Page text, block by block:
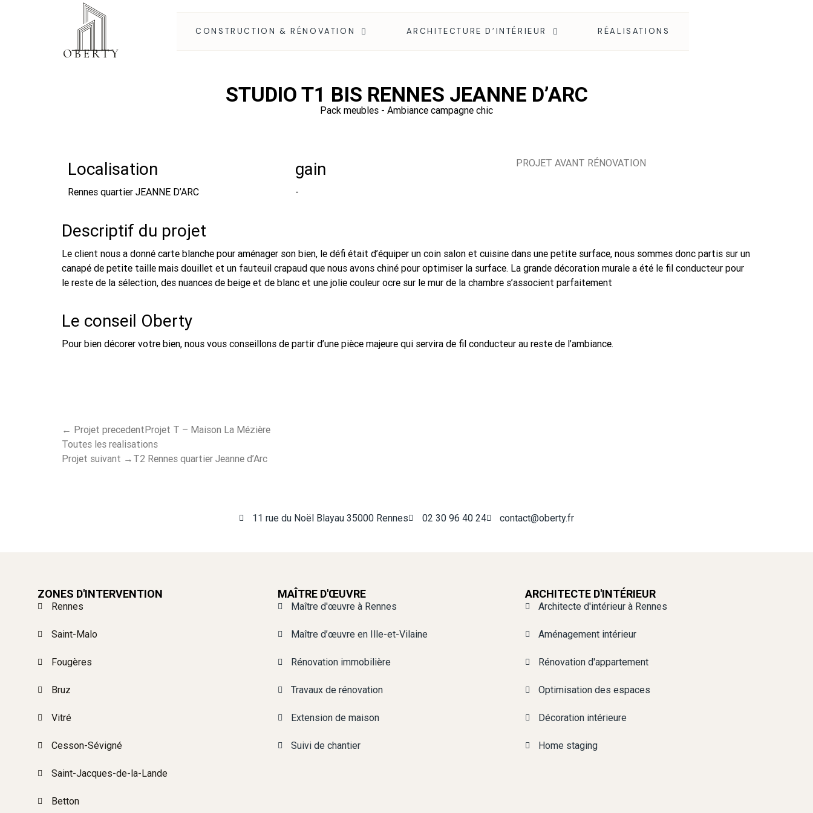
OBERTY
CONSTRUCTION & RÉNOVATION ARCHITECTURE D’INTÉRIEUR RÉALISATIONS
STUDIO T1 BIS RENNES JEANNE D’ARC
Pack meubles - Ambiance campagne chic
Localisation
Rennes quartier JEANNE D’ARC
gain
-
PROJET AVANT RÉNOVATION
Descriptif du projet
Le client nous a donné carte blanche pour aménager son bien, le défi était d’équiper un coin salon et cuisine dans une petite surface, nous sommes donc partis sur un
canapé de petite taille mais douillet et un fauteuil crapaud que nous avons chiné pour optimiser la surface. La grande décoration murale a été le fil conducteur pour
le reste de la sélection, des nuances de beige et de blanc et une jolie couleur ocre sur le mur de la chambre s’associent parfaitement
Le conseil Oberty
Pour bien décorer votre bien, nous vous conseillons de partir d’une pièce majeure qui servira de fil conducteur au reste de l’ambiance.
← Projet precedentProjet T – Maison La Mézière
Toutes les realisations
Projet suivant → T2 Rennes quartier Jeanne d’Arc
11 rue du Noël Blayau 35000 Rennes 02 30 96 40 24 contact@oberty.fr
ZONES D'INTERVENTION
Rennes
Saint-Malo
Fougères
Bruz
Vitré
Cesson-Sévigné
Saint-Jacques-de-la-Lande
Betton
MAÎTRE D'ŒUVRE
Maître d'œuvre à Rennes
Maître d’œuvre en Ille-et-Vilaine
Rénovation immobilière
Travaux de rénovation
Extension de maison
Suivi de chantier
ARCHITECTE D'INTÉRIEUR
Architecte d'intérieur à Rennes
Aménagement intérieur
Rénovation d'appartement
Optimisation des espaces
Décoration intérieure
Home staging